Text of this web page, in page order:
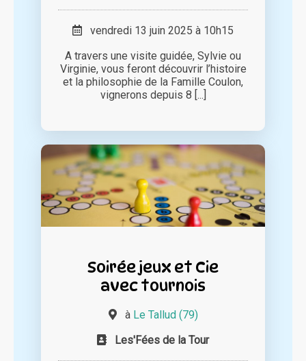
vendredi 13 juin 2025 à 10h15
A travers une visite guidée, Sylvie ou
Virginie, vous feront découvrir l’histoire
et la philosophie de la Famille Coulon,
vignerons depuis 8 [...]
Soirée jeux et Cie
avec tournois
à Le Tallud (79)
Les'Fées de la Tour